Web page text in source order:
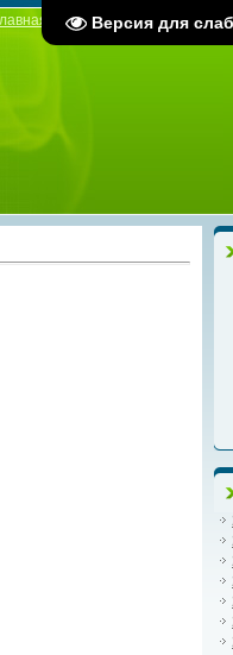
Версия для
Регистрация| Вход